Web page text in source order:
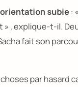
orientation subie:
» , explique-t-il.
fait son
par hasard